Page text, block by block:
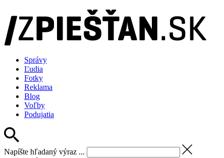
Správy
Ľudia
Fotky
Reklama
Blog
Voľby
Podujatia
Napíšte hľadaný výraz ...